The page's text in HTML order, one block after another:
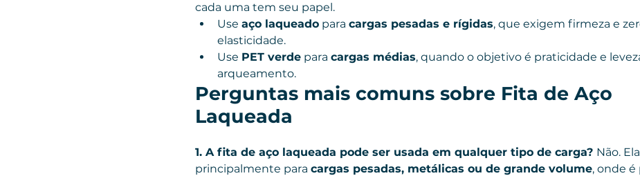
cada uma tem seu papel.
Use aço laqueado para cargas pesadas e rígidas, que exigem firmeza e
elasticidade.
Use PET verde para cargas médias, quando o objetivo é praticidade e
arqueamento.
Perguntas mais comuns sobre Fita de Aço
Laqueada
1. A fita de aço laqueada pode ser usada em qualquer tipo de carga? Não.
principalmente para cargas pesadas, metálicas ou de grande volume, onde é